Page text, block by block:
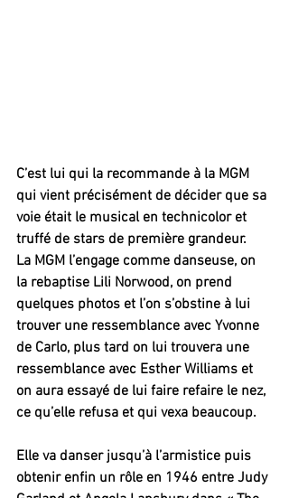
C’est lui qui la recommande à la MGM
qui vient précisément de décider que sa
voie était le musical en technicolor et
truffé de stars de première grandeur.
La MGM l’engage comme danseuse, on
la rebaptise Lili Norwood, on prend
quelques photos et l’on s’obstine à lui
trouver une ressemblance avec Yvonne
de Carlo, plus tard on lui trouvera une
ressemblance avec Esther Williams et
on aura essayé de lui faire refaire le nez,
ce qu’elle refusa et qui vexa beaucoup.
Elle va danser jusqu’à l’armistice puis
obtenir enfin un rôle en 1946 entre Judy